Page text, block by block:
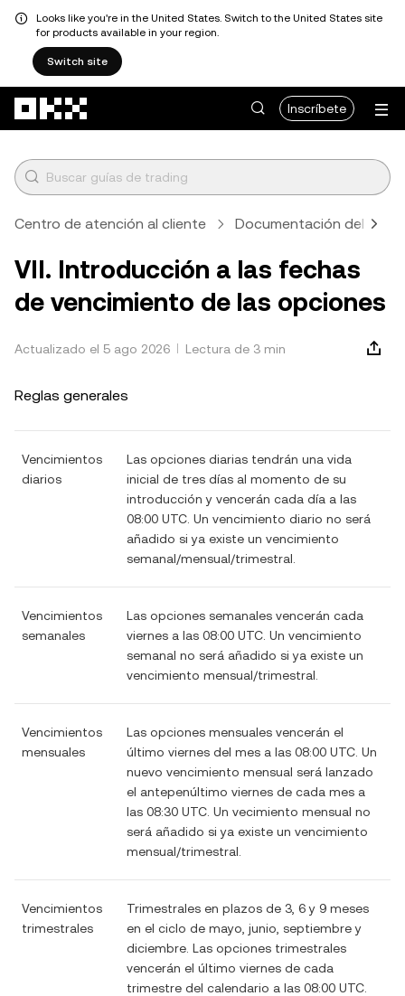
Looks like you're in the United States. Switch to the United States site
for products available in your region.
Switch site
Inscríbete
Centro de atención al cliente Documentación del
VII. Introducción a las fechas
de vencimiento de las opciones
Actualizado el 5 ago 2026 Lectura de 3 min
Reglas generales
Vencimientos
diarios
Las opciones diarias tendrán una vida
inicial de tres días al momento de su
introducción y vencerán cada día a las
08:00 UTC. Un vencimiento diario no será
añadido si ya existe un vencimiento
semanal/mensual/trimestral.
Vencimientos
semanales
Las opciones semanales vencerán cada
viernes a las 08:00 UTC. Un vencimiento
semanal no será añadido si ya existe un
vencimiento mensual/trimestral.
Vencimientos
mensuales
Las opciones mensuales vencerán el
último viernes del mes a las 08:00 UTC. Un
nuevo vencimiento mensual será lanzado
el antepenúltimo viernes de cada mes a
las 08:30 UTC. Un vecimiento mensual no
será añadido si ya existe un vencimiento
mensual/trimestral.
Vencimientos
trimestrales
Trimestrales en plazos de 3, 6 y 9 meses
en el ciclo de mayo, junio, septiembre y
diciembre. Las opciones trimestrales
vencerán el último viernes de cada
trimestre del calendario a las 08:00 UTC.